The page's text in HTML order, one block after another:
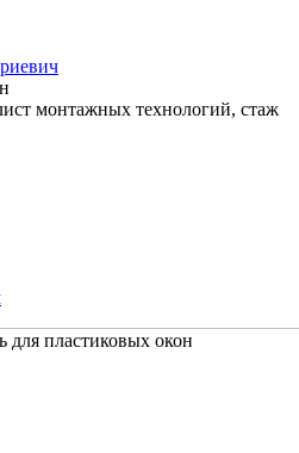
монтажных технологий, стаж